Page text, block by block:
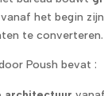
het begin
te converteren.
Poush bevat :